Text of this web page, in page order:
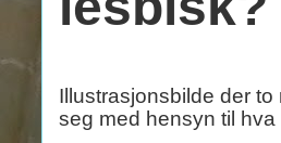
Illustrasjonsbilde der
seg med hensyn til